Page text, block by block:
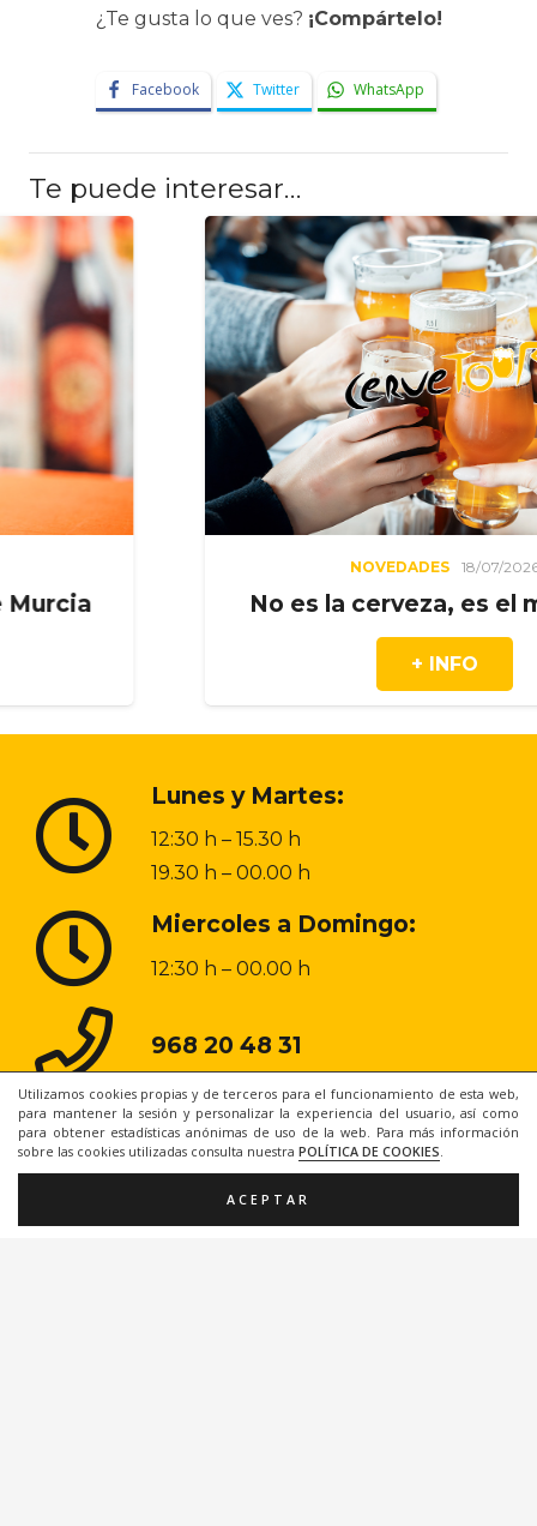
Utilizamos cookies propias y de terceros para el funcionamiento de esta web,
para mantener la sesión y personalizar la experiencia del usuario, así como
para obtener estadísticas anónimas de uso de la web. Para más información
sobre las cookies utilizadas consulta nuestra POLÍTICA DE COOKIES.
ACEPTAR
¿Te gusta lo que ves? ¡Compártelo!
Facebook Twitter WhatsApp
Te puede interesar…
NOVEDADES 18/07/2026
No es la cerveza, es el
Lunes y Martes:
12:30 h – 15.30 h
19.30 h – 00.00 h
Miercoles a Domingo:
12:30 h – 00.00 h
968 20 48 31